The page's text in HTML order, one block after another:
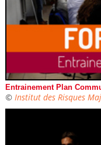
Entrainement Plan
© Institut des Risques